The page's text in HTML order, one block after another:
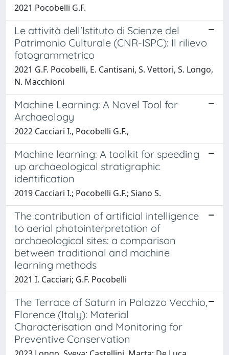
2021 Pocobelli G.F.
Le attività dell'Istituto di Scienze del
Patrimonio Culturale (CNR-ISPC): Il rilievo
fotogrammetrico
2021 G.F. Pocobelli, E. Cantisani, S. Vettori, S. Longo,
N. Macchioni
Machine Learning: A Novel Tool for
Archaeology
2022 Cacciari I., Pocobelli G.F.,
Machine learning: A toolkit for speeding
up archaeological stratigraphic
identification
2019 Cacciari I.; Pocobelli G.F.; Siano S.
The contribution of artificial intelligence
to aerial photointerpretation of
archaeological sites: a comparison
between traditional and machine
learning methods
2021 I. Cacciari; G.F. Pocobelli
The Terrace of Saturn in Palazzo Vecchio,
Florence (Italy): Material
Characterisation and Monitoring for
Preventive Conservation